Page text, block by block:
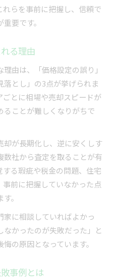
売却時の注意事項
産売却術
める不動産ノウハウ
不動産取引の注意点
売却トラブル防止法
動産売却のコツ
却時の注意ポイント
れない場合の対応策
際の不動産知識
却の連携方法
らを事前に把握し、信頼で
要です。
る理由
由は、「価格設定の誤り」
落とし」の3点が挙げられま
とに相場や売却スピードが
ことが難しくなりがちで
が長期化し、逆に安くしす
数社から査定を取ることが有
る瑕疵や税金の問題、住宅
前に把握していなかった点
。
に相談していればよかっ
かったのが失敗だった」と
の原因となっています。
事例とは